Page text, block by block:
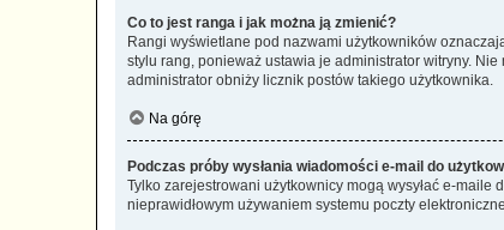
Co to jest ranga i jak można ją zmienić?
Rangi wyświetlane pod nazwami użytkowników
stylu rang, ponieważ ustawia je administrator witryny.
administrator obniży licznik postów takiego użytkownika.
Na górę
Podczas próby wysłania wiadomości e-mail do
Tylko zarejestrowani użytkownicy mogą wysyłać e-maile
nieprawidłowym używaniem systemu poczty